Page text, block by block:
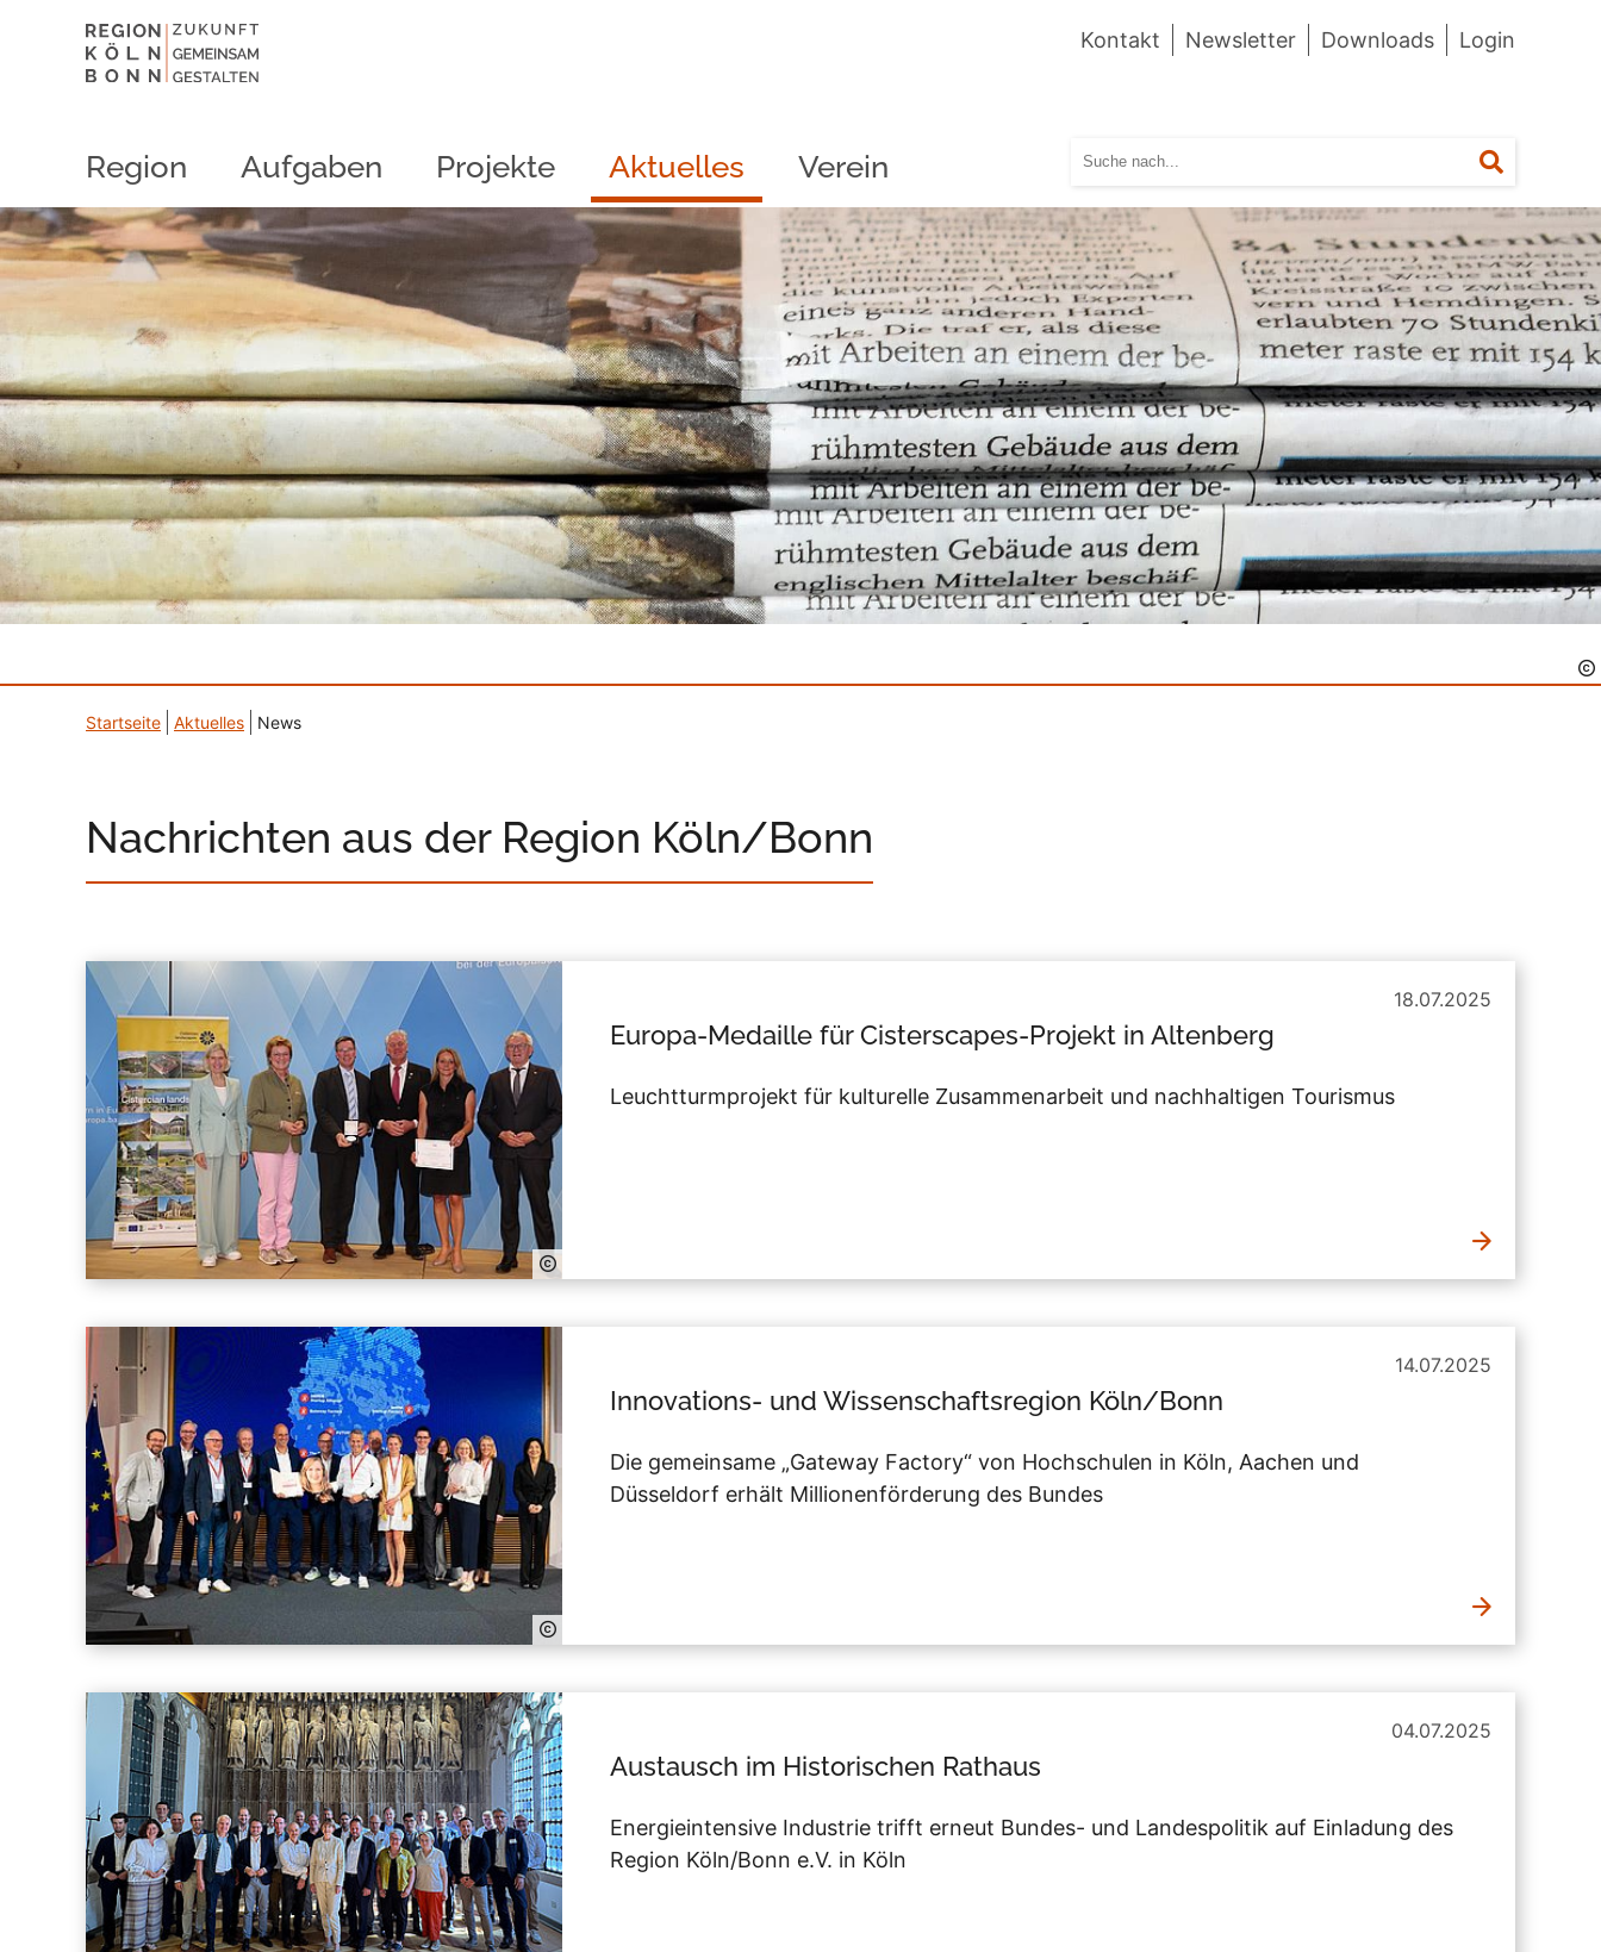
Kontakt Newsletter Downloads Login
Region Aufgaben Projekte Aktuelles Verein Suchen
Startseite Aktuelles News
Nachrichten aus der Region Köln/Bonn
18.07.2025
Europa-Medaille für Cisterscapes-Projekt in Altenberg
Leuchtturmprojekt für kulturelle Zusammenarbeit und nachhaltigen Tourismus
14.07.2025
Innovations- und Wissenschaftsregion Köln/Bonn
Die gemeinsame „Gateway Factory“ von Hochschulen in Köln, Aachen und
Düsseldorf erhält Millionenförderung des Bundes
04.07.2025
Austausch im Historischen Rathaus
Energieintensive Industrie trifft erneut Bundes- und Landespolitik auf Einladung des
Region Köln/Bonn e.V. in Köln